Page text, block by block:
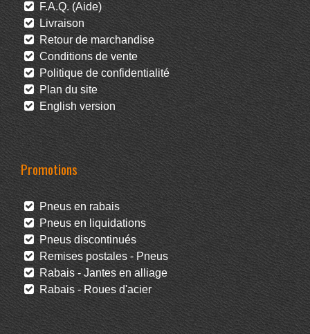
F.A.Q. (Aide)
Livraison
Retour de marchandise
Conditions de vente
Politique de confidentialité
Plan du site
English version
Promotions
Pneus en rabais
Pneus en liquidations
Pneus discontinués
Remises postales - Pneus
Rabais - Jantes en alliage
Rabais - Roues d'acier